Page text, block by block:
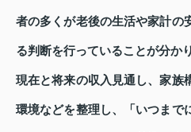
者の多くが老後の生活や家計の
る判断を行っていることが分か
現在と将来の収入見通し、家族
環境などを整理し、「いつまで